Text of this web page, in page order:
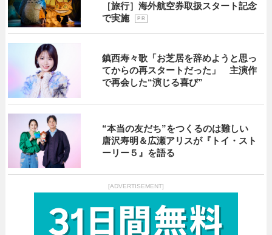
［旅行］海外航空券取扱スタート記念
で実施
P R
鎮西寿々歌「お芝居を辞めようと思っ
てからの再スタートだった」 主演作
で再会した“演じる喜び”
“本当の友だち”をつくるのは難しい
唐沢寿明＆広瀬アリスが『トイ・スト
ーリー５』を語る
[ADVERTISEMENT]